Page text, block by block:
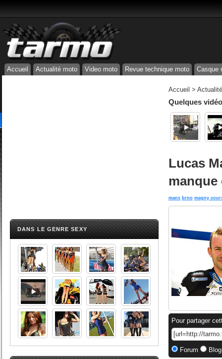
Accueil Actualité moto Video moto Revue technique moto Casque
DANS LE GENRE SEXY
Accueil >
Quelques
Lucas
manque
mans brno magny
Pour partager
Forum